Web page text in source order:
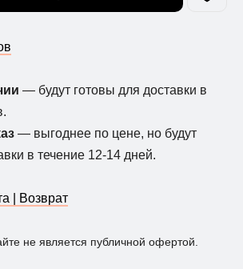
— будут готовы для доставки в
— выгоднее по цене, но будут
в течение 12-14 дней.
| Возврат
не является публичной офертой.